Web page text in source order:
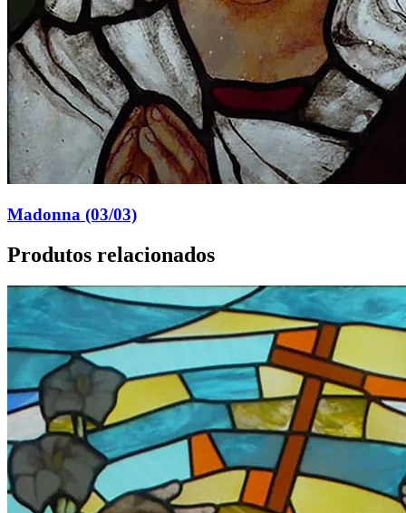
Madonna (03/03)
Produtos relacionados